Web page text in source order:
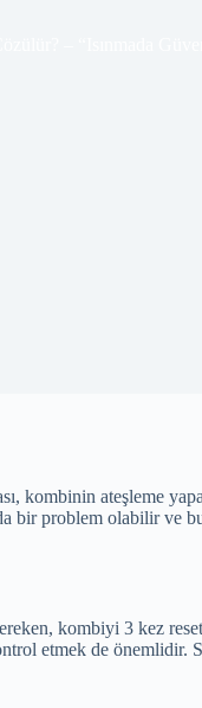
kombinin ateşleme
bir problem olabilir ve
kombiyi 3 kez
etmek de